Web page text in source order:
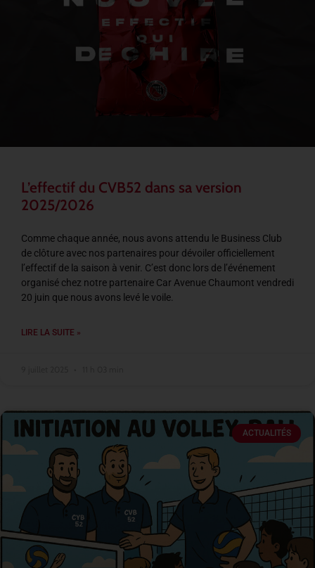
L’effectif du CVB52 dans sa version
2025/2026
Comme chaque année, nous avons attendu le Business Club
de clôture avec nos partenaires pour dévoiler officiellement
l’effectif de la saison à venir. C’est donc lors de l’événement
organisé chez notre partenaire Car Avenue Chaumont vendredi
20 juin que nous avons levé le voile.
LIRE LA SUITE »
ACTUALITÉS